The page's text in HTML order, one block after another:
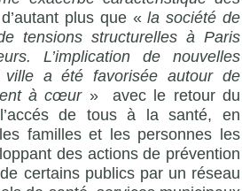
plus que «la société de
tensions structurelles à Paris
L’implication de nouvelles
ville a été favorisée autour de
à cœur » avec le retour du
de tous à la santé, en
familles et les personnes les
des actions de prévention
certains publics par un réseau